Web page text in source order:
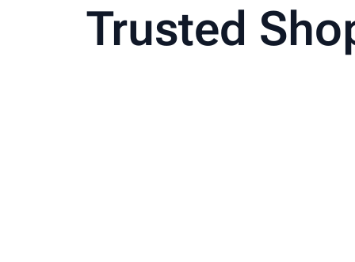
Trusted